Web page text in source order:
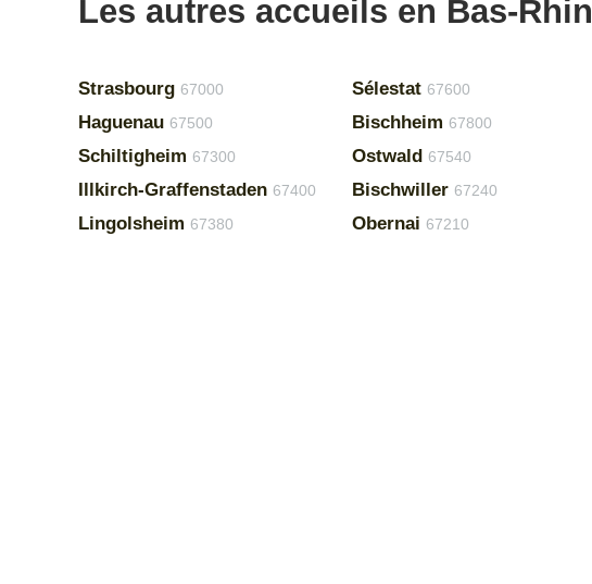
Les autres accueils en Bas-Rhin
Strasbourg 67000
Haguenau 67500
Schiltigheim 67300
Illkirch-Graffenstaden 67400
Lingolsheim 67380
Sélestat 67600
Bischheim 67800
Ostwald 67540
Bischwiller 67240
Obernai 67210